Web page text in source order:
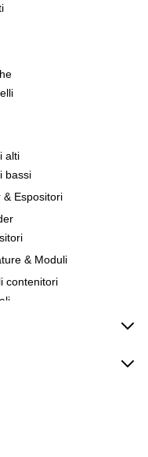
alti
bassi
& Espositori
& Moduli
contenitori
& Consolle